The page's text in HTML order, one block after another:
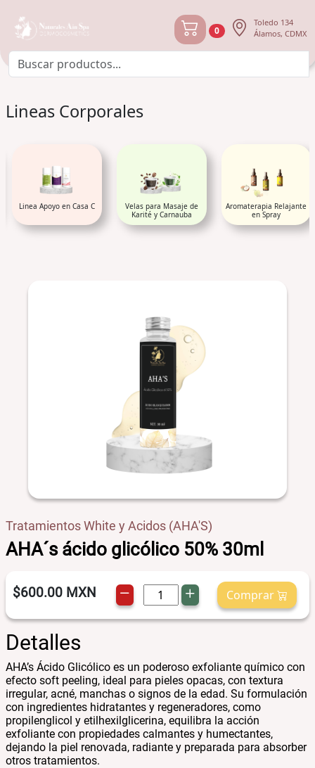
0
Toledo 134
Álamos, CDMX
Lineas Corporales
Linea Apoyo en Casa C
Velas para Masaje de
Karité y Carnauba
Aromaterapia Relajante
en Spray
Tratamientos White y Acidos (AHA'S)
AHA´s ácido glicólico 50% 30ml
$600.00 MXN Comprar
Detalles
AHA’s Ácido Glicólico es un poderoso exfoliante químico con
efecto soft peeling, ideal para pieles opacas, con textura
irregular, acné, manchas o signos de la edad. Su formulación
con ingredientes hidratantes y regeneradores, como
propilenglicol y etilhexilglicerina, equilibra la acción
exfoliante con propiedades calmantes y humectantes,
dejando la piel renovada, radiante y preparada para absorber
otros tratamientos.